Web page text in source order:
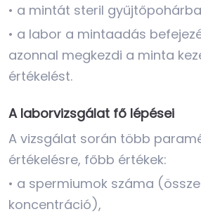
• a mintát steril
• a labor a mintaadás
azonnal megkezdi a minta
értékelést.
A laborvizsgálat fő lépései
A vizsgálat során több
értékelésre, főbb értékek:
• a spermiumok száma
koncentráció),